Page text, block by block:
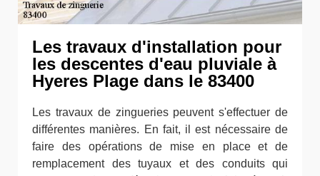
Les travaux d'installation pour
les descentes d'eau pluviale à
Hyeres Plage dans le 83400
Les travaux de zingueries peuvent s'effectuer de
différentes manières. En fait, il est nécessaire de
faire des opérations de mise en place et de
remplacement des tuyaux et des conduits qui